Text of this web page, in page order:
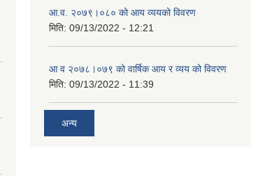
आ.व. २०७९।०८० को आय व्ययको विवरण
मिति: 09/13/2022 - 12:21
आ‍ व २०७८।०७९ को वार्षिक आय र व्यय को विवरण
मिति: 09/13/2022 - 11:39
अन्य